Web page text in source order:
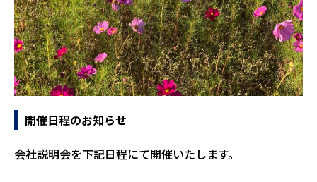
開催日程のお知らせ
会社説明会を下記日程にて開催いたします。